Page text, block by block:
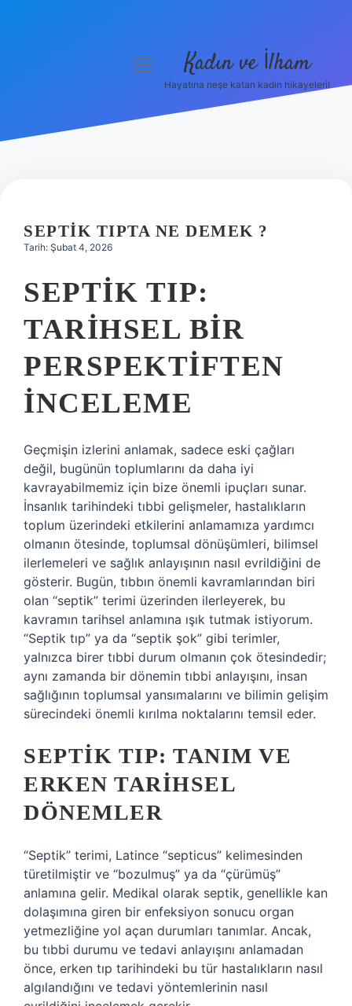
Hakkımızda
menüyü
Kadın ve İlham
Hayatına neşe katan kadın hikayeleri!
SEPTIK TIPTA NE DEMEK ?
Tarih: Şubat 4, 2026
SEPTIK TIP:
TARIHSEL BIR
PERSPEKTIFTEN
İNCELEME
Geçmişin izlerini anlamak, sadece eski çağları
değil, bugünün toplumlarını da daha iyi
kavrayabilmemiz için bize önemli ipuçları sunar.
İnsanlık tarihindeki tıbbi gelişmeler, hastalıkların
toplum üzerindeki etkilerini anlamamıza yardımcı
olmanın ötesinde, toplumsal dönüşümleri, bilimsel
ilerlemeleri ve sağlık anlayışının nasıl evrildiğini de
gösterir. Bugün, tıbbın önemli kavramlarından biri
olan “septik” terimi üzerinden ilerleyerek, bu
kavramın tarihsel anlamına ışık tutmak istiyorum.
“Septik tıp” ya da “septik şok” gibi terimler,
yalnızca birer tıbbi durum olmanın çok ötesindedir;
aynı zamanda bir dönemin tıbbi anlayışını, insan
sağlığının toplumsal yansımalarını ve bilimin gelişim
sürecindeki önemli kırılma noktalarını temsil eder.
SEPTIK TIP: TANIM VE
ERKEN TARIHSEL
DÖNEMLER
“Septik” terimi, Latince “septicus” kelimesinden
türetilmiştir ve “bozulmuş” ya da “çürümüş”
anlamına gelir. Medikal olarak septik, genellikle kan
dolaşımına giren bir enfeksiyon sonucu organ
yetmezliğine yol açan durumları tanımlar. Ancak,
bu tıbbi durumu ve tedavi anlayışını anlamadan
önce, erken tıp tarihindeki bu tür hastalıkların nasıl
algılandığını ve tedavi yöntemlerinin nasıl